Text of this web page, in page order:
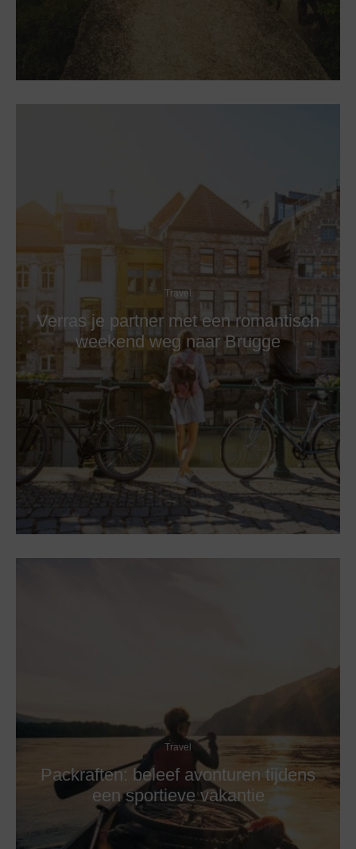
Travel
Verras je partner met een romantisch
weekend weg naar Brugge
Travel
Packraften: beleef avonturen tijdens
een sportieve vakantie